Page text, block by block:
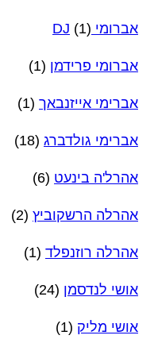
אברומי DJ (1)
אברומי פרידמן (1)
אברימי אייזנבאך (1)
אברימי גולדברג (18)
אהרל'ה בינעט (6)
אהרלה הרשקוביץ (2)
אהרלה רוזנפלד (1)
אושי לנדסמן (24)
אושי מליק (1)